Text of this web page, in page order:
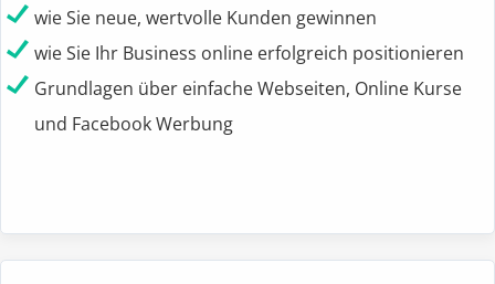
wie Sie neue, wertvolle Kunden gewinnen
wie Sie Ihr Business online erfolgreich positionieren
Grundlagen über einfache Webseiten, Online Kurse
und Facebook Werbung